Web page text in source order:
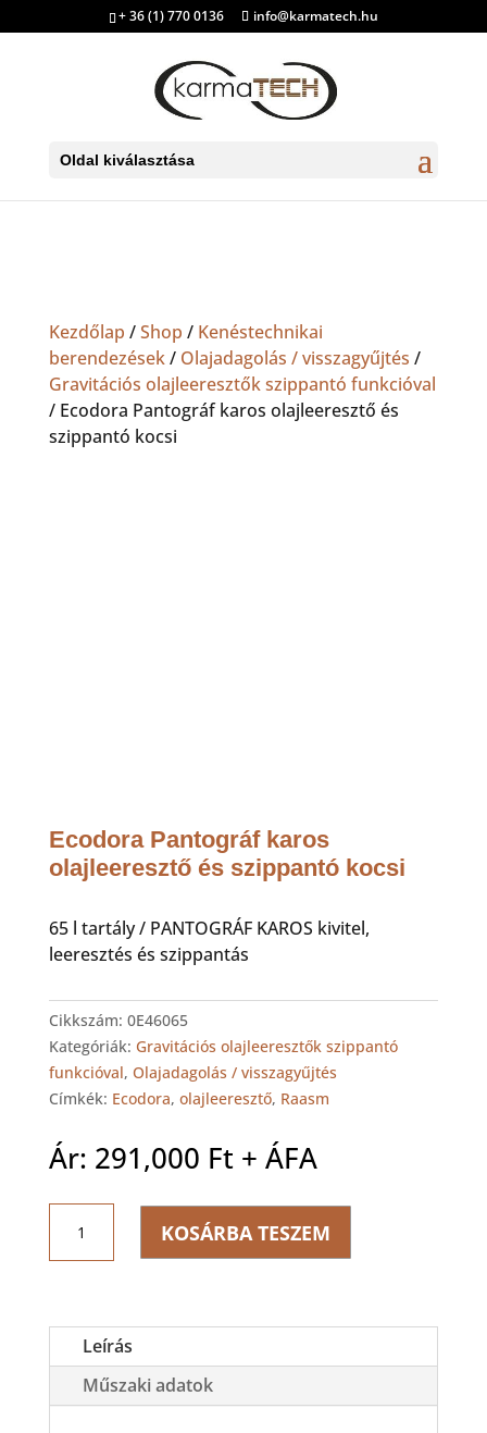
+ 36 (1) 770 0136 info@karmatech.hu
Oldal kiválasztása
Kezdőlap /Shop / Kenéstechnikai
berendezések/ Olajadagolás / visszagyűjtés /
Gravitációs olajleeresztők szippantó funkcióval
/ Ecodora Pantográf karos olajleeresztő és
szippantó kocsi
Ecodora Pantográf karos
olajleeresztő és szippantó kocsi
65 l tartály / PANTOGRÁF KAROS kivitel,
leeresztés és szippantás
Cikkszám: 0E46065
Kategóriák: Gravitációs olajleeresztők szippantó
funkcióval, Olajadagolás / visszagyűjtés
Címkék: Ecodora, olajleeresztő, Raasm
Ár: 291,000 Ft + ÁFA
Pantográf
karos
szippantó
kocsi
mennyiség
KOSÁRBA TESZEM
Leírás
Műszaki adatok